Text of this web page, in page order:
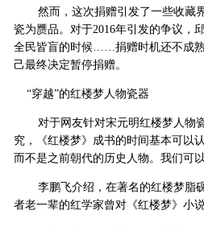
然而，这次捐赠引发了一些收藏界
瓷为赝品。对于2016年引发的争议，
全民皆盲的时候……捐赠时机还不成
己最终决定暂停捐赠。
“穿越”的红楼梦人物瓷器
对于网友针对宋元明红楼梦人物瓷
究，《红楼梦》成书的时间基本可以
而不是之前朝代的历史人物。我们可
李鹏飞介绍，在著名的红楼梦脂砚
者老一辈的红学家曾对《红楼梦》小